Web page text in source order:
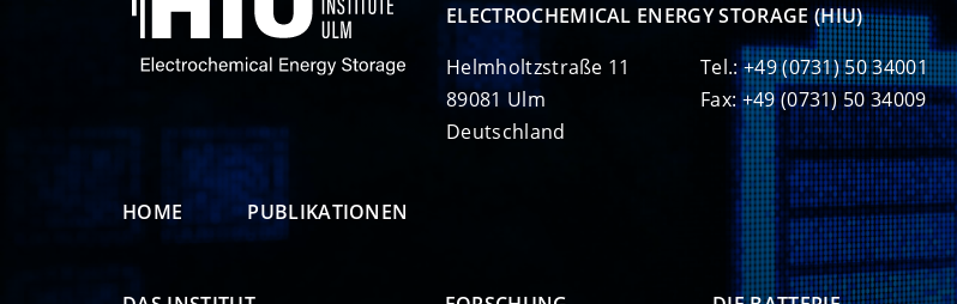
ELECTROCHEMICAL ENERGY STORAGE (HIU)
Helmholtzstraße 11
89081 Ulm
Deutschland
Tel.: +49 (0731) 50 34001
Fax: +49 (0731) 50 34009
HOME PUBLIKATIONEN